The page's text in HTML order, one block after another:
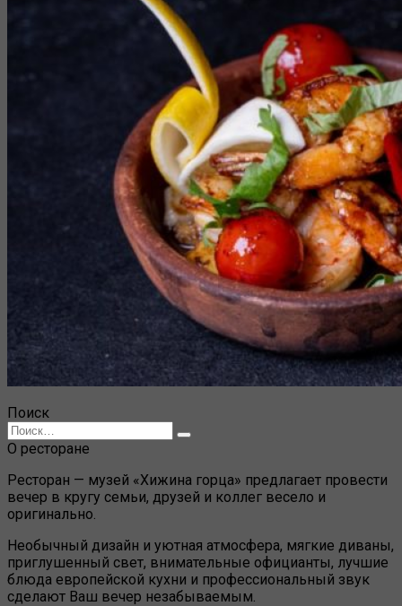
Поиск
Search
for:
О ресторане
Ресторан — музей «Хижина горца» предлагает провести
вечер в кругу семьи, друзей и коллег весело и
оригинально.
Необычный дизайн и уютная атмосфера, мягкие диваны,
приглушенный свет, внимательные официанты, лучшие
блюда европейской кухни и профессиональный звук
сделают Ваш вечер незабываемым.